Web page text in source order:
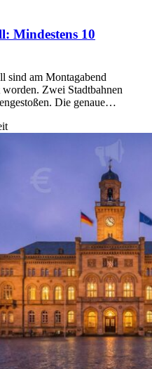
Mindestens 10
sind am Montagabend
Zwei Stadtbahnen
Die genaue…